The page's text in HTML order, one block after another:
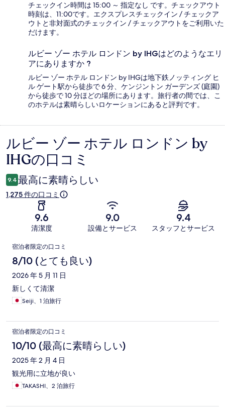
チェックイン時間は 15:00 ～ 指定なし です。チェックアウト
時刻は、11:00です。エクスプレスチェックイン / チェックア
ウトと非対面式のチェックイン / チェックアウトをご利用いた
だけます。
ルビー ゾー ホテル ロンドン by IHGはどのようなエリ
アにありますか ?
ルビー ゾー ホテル ロンドン by IHGは地下鉄ノッティング ヒ
ル ゲート駅から徒歩で 6 分、ケンジントン ガーデンズ (庭園)
から徒歩で 10 分ほどの場所にあります。旅行者の間では、こ
のホテルは素晴らしいロケーションにあると評判です。
口
コ
ミ
ルビー ゾー ホテル ロンドン by
IHGの口コミ
9.4 最高に素晴らしい
1,275 件の口コミ
9.6
清潔度
9.0
設備とサービス
9.4
スタッフとサービス
口
コ
ミ
宿泊者限定の口コミ
8/10 (とても良い)
2026 年 5 月 11 日
新しくて清潔
Seiji、1 泊旅行
宿泊者限定の口コミ
10/10 (最高に素晴らしい)
2025 年 2 月 4 日
観光用に立地が良い
TAKASHI、2 泊旅行